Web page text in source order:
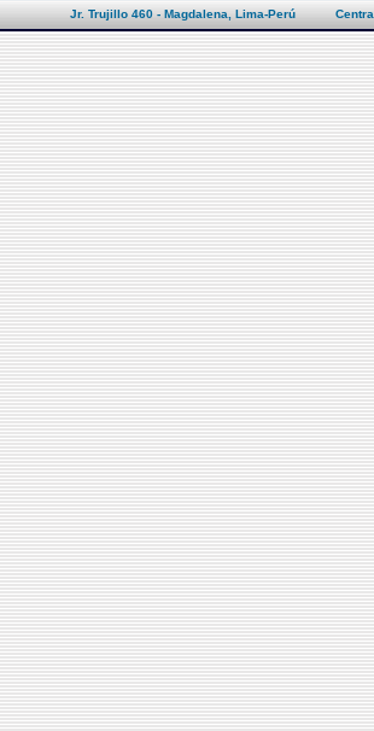
Jr. Trujillo 460 - Magdalena, Lima-Perú